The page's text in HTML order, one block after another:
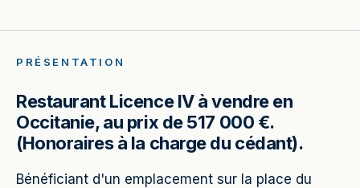
PRÉSENTATION
Restaurant Licence IV à vendre en
Occitanie, au prix de 517 000 €.
(Honoraires à la charge du cédant).
Bénéficiant d'un emplacement sur la place du